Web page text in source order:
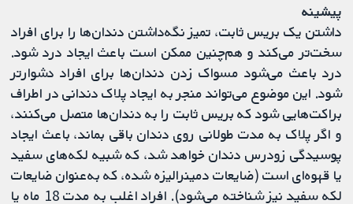
پیشینه
داشتن یک بریس ثابت، تمیز نگه‌داشتن دندان‌ها را برای افراد
سخت‌تر می‌کند و هم‌چنین ممکن است باعث ایجاد درد شود.
درد باعث می‌شود مسواک زدن دندان‌ها برای افراد دشوارتر
شود. این موضوع می‌تواند منجر به ایجاد پلاک دندانی در اطراف
براکت‌‌هایی شود که بریس ثابت را به دندان‌ها متصل می‌کنند،
و اگر پلاک به مدت طولانی روی دندان باقی بماند، باعث ایجاد
پوسیدگی زودرس دندان خواهد شد، که شبیه لکه‌های سفید
یا قهوه‌ای است (ضایعات دمینرالیزه شده، که به‌عنوان ضایعات
لکه سفید نیز شناخته می‌شود). افراد اغلب به مدت 18 ماه یا